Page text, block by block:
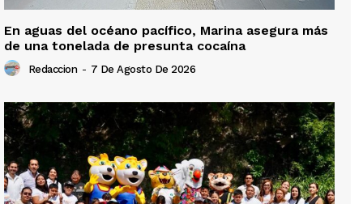
En aguas del océano pacífico, Marina asegura más
de una tonelada de presunta cocaína
Redaccion - 7 De Agosto De 2026